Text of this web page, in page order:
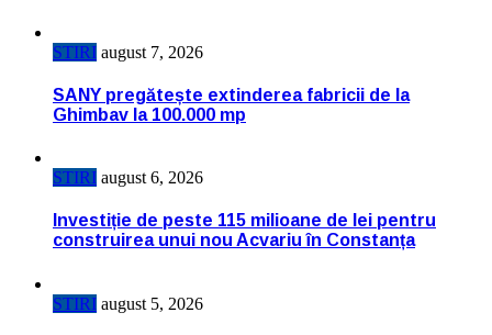
STIRI august 7, 2026
SANY pregătește extinderea fabricii de la
Ghimbav la 100.000 mp
STIRI august 6, 2026
Investiție de peste 115 milioane de lei pentru
construirea unui nou Acvariu în Constanța
STIRI august 5, 2026